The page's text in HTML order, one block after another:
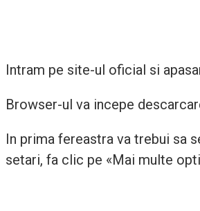
Intram pe site-ul oficial si
Browser-ul va incepe
In prima fereastra va trebui sa
setari, fa clic pe «Mai multe